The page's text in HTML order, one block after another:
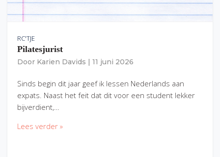
RC'TJE
Pilatesjurist
Door Karien Davids 11 juni 2026
Sinds begin dit jaar geef ik lessen Nederlands aan
expats. Naast het feit dat dit voor een student lekker
bijverdient,…
Lees verder »